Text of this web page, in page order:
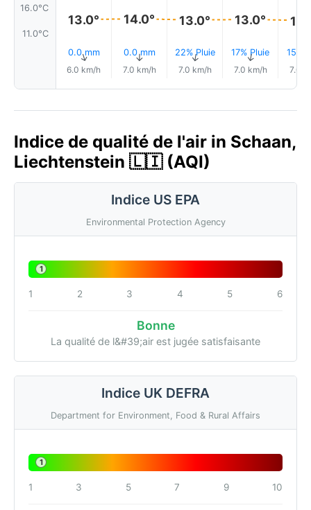
16.0°C
11.0°C
13.0°
0.0 mm
↑
6.0 km/h
14.0°
0.0 mm
↑
7.0 km/h
13.0°
22% Pluie
↑
7.0 km/h
13.0°
17% Pluie
↑
7.0 km/h
15%
7.0
Indice de qualité de l'air in Schaan,
Liechtenstein 🇱🇮 (AQI)
Indice US EPA
Environmental Protection Agency
1
1 2 3 4 5 6
Bonne
La qualité de l&#39;air est jugée satisfaisante
Indice UK DEFRA
Department for Environment, Food & Rural Affairs
1
1 3 5 7 9 10